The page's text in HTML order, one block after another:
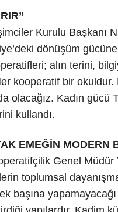
Kurulu Başkanı
dönüşüm
alın terini,
kooperatif bir okuldur.
olacağız. Kadın gücü
kullandı.
EMEĞİN MODERN
Genel Müdür
toplumsal
başına